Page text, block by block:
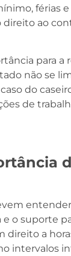
férias e
direito ao
para
não se
do
de
o suporte
direito a
intervalos